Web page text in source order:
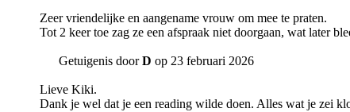
Zeer vriendelijke en aangename vrouw om mee te praten.
Tot 2 keer toe zag ze een afspraak niet doorgaan, wat later
Getuigenis doorD op 23 februari 2026
Lieve Kiki.
Dank je wel dat je een reading wilde doen. Alles wat je zei